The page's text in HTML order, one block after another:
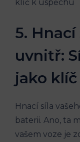
5.
uvnitř:
jako
Hnací síla
baterii. Ano, ta
vašem voze je